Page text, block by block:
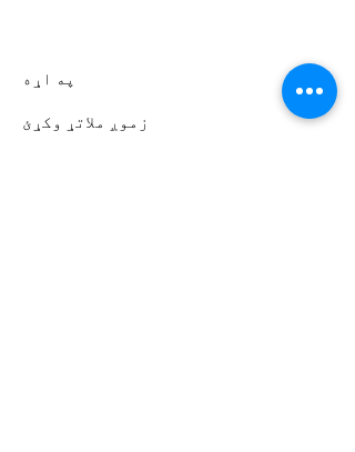
په اړه
زموږ ملاتړ وکړئ